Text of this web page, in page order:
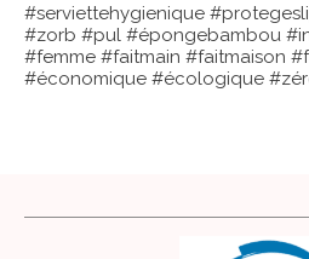
#serviettehygienique
#zorb #pul #épongebambou
#femme #faitmain #faitmaison
#économique #écologique